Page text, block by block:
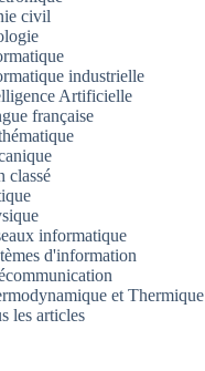
civil
industrielle
Artificielle
française
classé
informatique
d'information
et Thermique
les articles